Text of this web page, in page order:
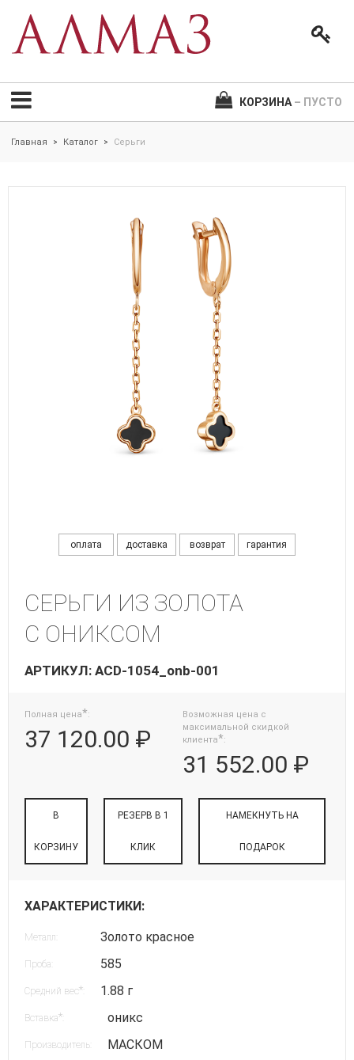
КОРЗИНА – ПУСТО
Главная > Каталог > Серьги
оплата доставка возврат гарантия
СЕРЬГИ ИЗ ЗОЛОТА
С ОНИКСОМ
АРТИКУЛ: ACD-1054_onb-001
Полная цена*:
37 120.00 ₽
Возможная цена с
максимальной скидкой
клиента*:
31 552.00 ₽
В
КОРЗИНУ
РЕЗЕРВ В 1
КЛИК
НАМЕКНУТЬ НА
ПОДАРОК
ХАРАКТЕРИСТИКИ:
Металл: Золото красное
Проба: 585
Средний вес* 1.88 г
Вставка* оникс
Производитель: МАСКОМ